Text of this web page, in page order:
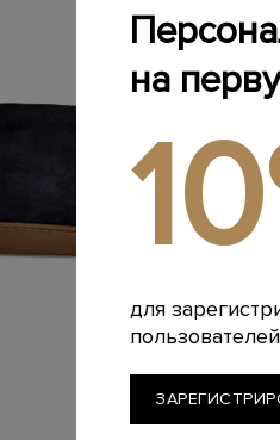
на
для
пользователей